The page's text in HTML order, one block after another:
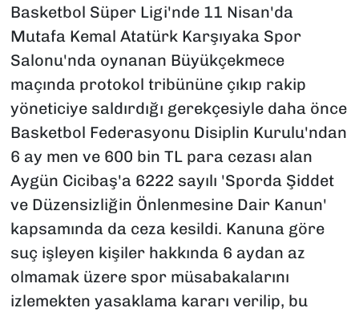
Basketbol Süper Ligi'nde 11 Nisan'da
Mutafa Kemal Atatürk Karşıyaka Spor
Salonu'nda oynanan Büyükçekmece
maçında protokol tribününe çıkıp rakip
yöneticiye saldırdığı gerekçesiyle daha önce
Basketbol Federasyonu Disiplin Kurulu'ndan
6 ay men ve 600 bin TL para cezası alan
Aygün Cicibaş'a 6222 sayılı 'Sporda Şiddet
ve Düzensizliğin Önlenmesine Dair Kanun'
kapsamında da ceza kesildi. Kanuna göre
suç işleyen kişiler hakkında 6 aydan az
olmamak üzere spor müsabakalarını
izlemekten yasaklama kararı verilip, bu